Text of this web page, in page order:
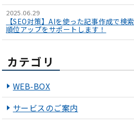
2025.06.29
【SEO対策】AIを使った記事作成で検索
順位アップをサポートします！
カテゴリ
WEB-BOX
サービスのご案内